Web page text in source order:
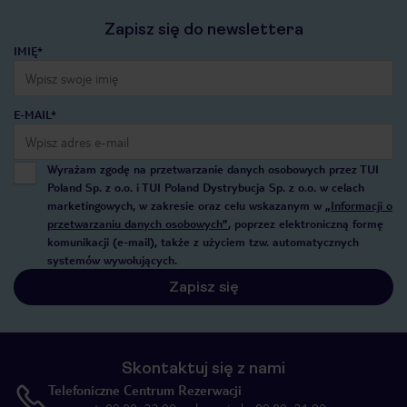
Zapisz się do newslettera
IMIĘ*
E-MAIL*
Wyrażam zgodę na przetwarzanie danych osobowych przez TUI
Poland Sp. z o.o. i TUI Poland Dystrybucja Sp. z o.o. w celach
marketingowych, w zakresie oraz celu wskazanym w „Informacji o
przetwarzaniu danych osobowych”, poprzez elektroniczną formę
komunikacji (e-mail), także z użyciem tzw. automatycznych
systemów wywołujących.
Zapisz się
Skontaktuj się z nami
Telefoniczne Centrum Rezerwacji